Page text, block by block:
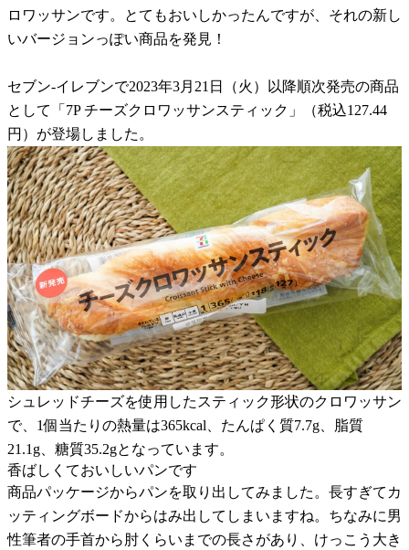
ロワッサンです。とてもおいしかったんですが、それの新し
いバージョンっぽい商品を発見！
セブン-イレブンで2023年3月21日（火）以降順次発売の商品
として「7P チーズクロワッサンスティック」（税込127.44
円）が登場しました。
シュレッドチーズを使用したスティック形状のクロワッサン
で、1個当たりの熱量は365kcal、たんぱく質7.7g、脂質
21.1g、糖質35.2gとなっています。
香ばしくておいしいパンです
商品パッケージからパンを取り出してみました。長すぎてカ
ッティングボードからはみ出してしまいますね。ちなみに男
性筆者の手首から肘くらいまでの長さがあり、けっこう大き